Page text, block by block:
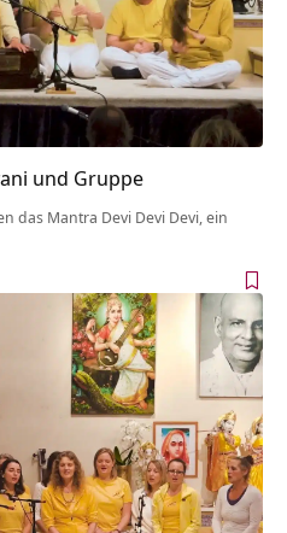
und Gruppe
das Mantra Devi Devi Devi, ein